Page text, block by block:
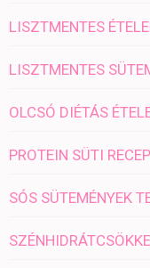
LISZTMENTES
LISZTMENTES
OLCSÓ DIÉTÁS
PROTEIN SÜTI
SÓS SÜTEMÉNYEK